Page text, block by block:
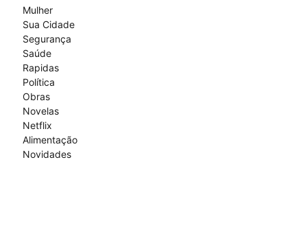
Mulher
Sua Cidade
Segurança
Saúde
Rapidas
Política
Obras
Novelas
Netflix
Alimentação
Novidades